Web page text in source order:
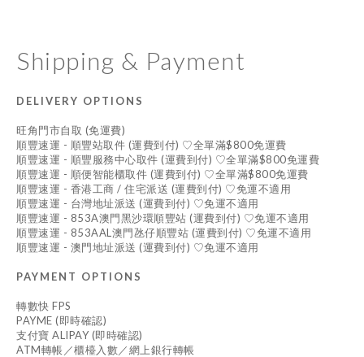
Shipping & Payment
DELIVERY OPTIONS
旺角門市自取 (免運費)
順豐速運 - 順豐站取件 (運費到付) ♡全單滿$800免運費
順豐速運 - 順豐服務中心取件 (運費到付) ♡全單滿$800免運費
順豐速運 - 順便智能櫃取件 (運費到付) ♡全單滿$800免運費
順豐速運 - 香港工商 / 住宅派送 (運費到付) ♡免運不適用
順豐速運 - 台灣地址派送 (運費到付) ♡免運不適用
順豐速運 - 853A澳門黑沙環順豐站 (運費到付) ♡免運不適用
順豐速運 - 853AAL澳門氹仔順豐站 (運費到付) ♡免運不適用
順豐速運 - 澳門地址派送 (運費到付) ♡免運不適用
PAYMENT OPTIONS
轉數快 FPS
PAYME (即時確認)
支付寶 ALIPAY (即時確認)
ATM轉帳／櫃檯入數／網上銀行轉帳